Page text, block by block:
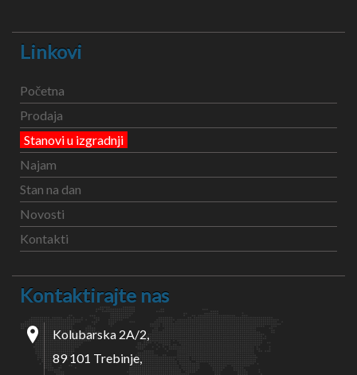
Linkovi
Početna
Prodaja
Stanovi u izgradnji
Najam
Stan na dan
Novosti
Kontakti
Kontaktirajte nas
Kolubarska 2A/2,
89 101 Trebinje,